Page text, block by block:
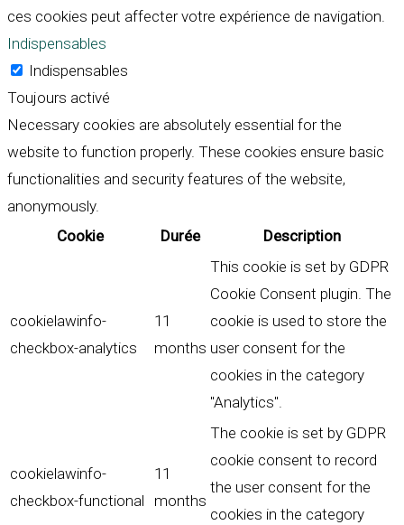
ces cookies peut affecter votre expérience de navigation.
Indispensables
Indispensables
Toujours activé
Necessary cookies are absolutely essential for the
website to function properly. These cookies ensure basic
functionalities and security features of the website,
anonymously.
Cookie
Durée Description
cookielawinfo-
checkbox-analytics
11
months
This cookie is set by GDPR
Cookie Consent plugin. The
cookie is used to store the
user consent for the
cookies in the category
"Analytics".
cookielawinfo-
checkbox-functional
11
months
The cookie is set by GDPR
cookie consent to record
the user consent for the
cookies in the category